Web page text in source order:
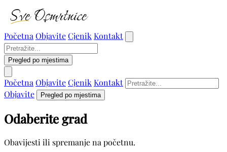
Početna ObjaviteCjenik Kontakt
Pregled po mjestima
Početna ObjaviteCjenik Kontakt
Objavite
Pregled po mjestima
Odaberite grad
Obavijesti ili spremanje na početnu.